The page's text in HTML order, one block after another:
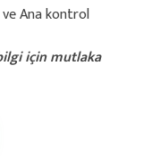
ve Ana kontrol
için mutlaka